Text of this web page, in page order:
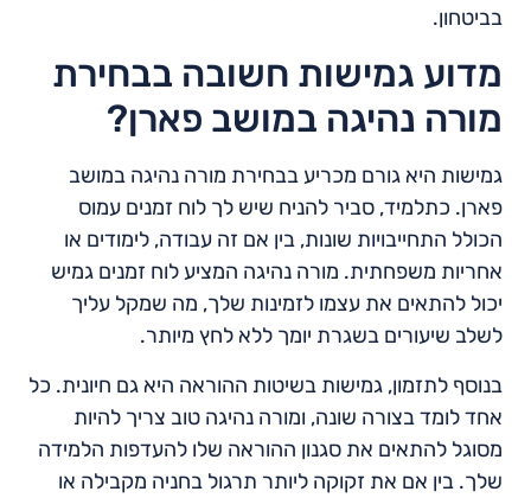
בביטחון.
מדוע גמישות חשובה בבחירת
מורה נהיגה במושב פארן?
גמישות היא גורם מכריע בבחירת מורה נהיגה במושב
פארן. כתלמיד, סביר להניח שיש לך לוח זמנים עמוס
הכולל התחייבויות שונות, בין אם זה עבודה, לימודים או
אחריות משפחתית. מורה נהיגה המציע לוח זמנים גמיש
יכול להתאים את עצמו לזמינות שלך, מה שמקל עליך
לשלב שיעורים בשגרת יומך ללא לחץ מיותר.
בנוסף לתזמון, גמישות בשיטות ההוראה היא גם חיונית. כל
אחד לומד בצורה שונה, ומורה נהיגה טוב צריך להיות
מסוגל להתאים את סגנון ההוראה שלו להעדפות הלמידה
שלך. בין אם את זקוקה ליותר תרגול בחניה מקבילה או